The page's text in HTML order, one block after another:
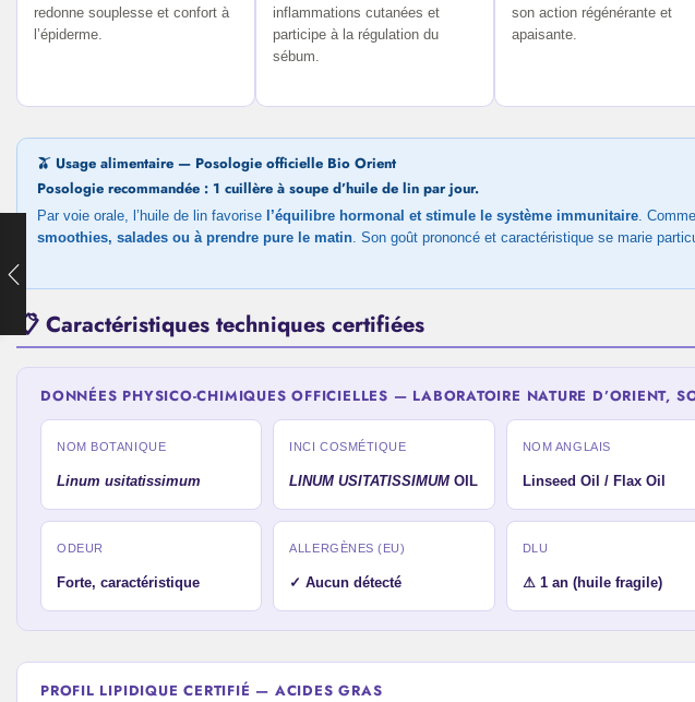
redonne souplesse et confort à
l’épiderme.
inflammations cutanées et
participe à la régulation du
sébum.
son action régénérante et
apaisante.
🫒 Usage alimentaire — Posologie officielle Bio Orient
Posologie recommandée : 1 cuillère à soupe d’huile de lin par jour.
Par voie orale, l’huile de lin favorise l’équilibre hormonal et stimule le système immunitaire. Comme
smoothies, salades ou à prendre pure le matin. Son goût prononcé et caractéristique se marie
📋 Caractéristiques techniques certifiées
DONNÉES PHYSICO-CHIMIQUES OFFICIELLES — LABORATOIRE NATURE D’ORIENT,
NOM BOTANIQUE
Linum usitatissimum
INCI COSMÉTIQUE
LINUM USITATISSIMUM OIL
NOM ANGLAIS
Linseed Oil / Flax Oil
ODEUR
Forte, caractéristique
ALLERGÈNES (EU)
✓ Aucun détecté
DLU
⚠ 1 an (huile fragile)
PROFIL LIPIDIQUE CERTIFIÉ — ACIDES GRAS